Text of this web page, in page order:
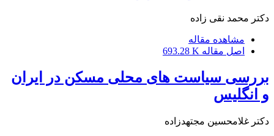
دکتر محمد نقی زاده
مشاهده مقاله
اصل مقاله 693.28 K
بررسی سیاست های محلی مسکن در ایران
و انگلیس
دکتر غلامحسین مجتهدزاده